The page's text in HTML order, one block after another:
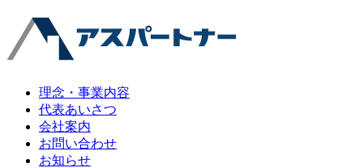
理念・事業内容
代表あいさつ
会社案内
お問い合わせ
お知らせ